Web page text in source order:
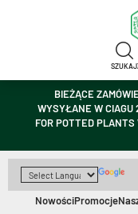
BIEŻĄCE
WYSYŁANE W CIAGU
FOR POTTED
NowościPromocje
SZUKAJ